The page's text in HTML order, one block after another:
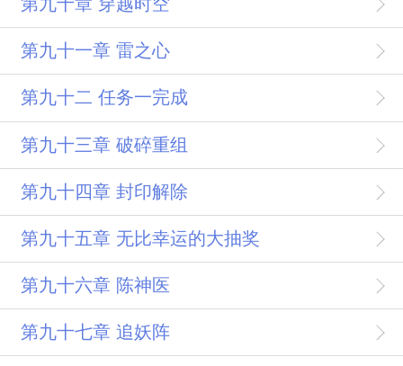
第九十一章 雷之心
第九十二 任务一完成
第九十三章 破碎重组
第九十四章 封印解除
第九十五章 无比幸运的大抽奖
第九十六章 陈神医
第九十七章 追妖阵